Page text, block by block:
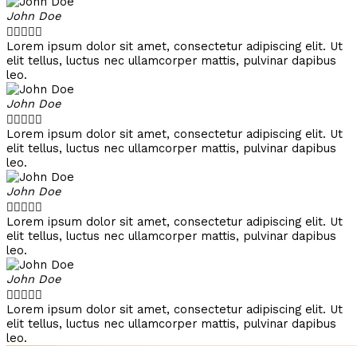
John Doe

Lorem ipsum dolor sit amet, consectetur adipiscing elit. Ut
elit tellus, luctus nec ullamcorper mattis, pulvinar dapibus
leo.
John Doe

Lorem ipsum dolor sit amet, consectetur adipiscing elit. Ut
elit tellus, luctus nec ullamcorper mattis, pulvinar dapibus
leo.
John Doe

Lorem ipsum dolor sit amet, consectetur adipiscing elit. Ut
elit tellus, luctus nec ullamcorper mattis, pulvinar dapibus
leo.
John Doe

Lorem ipsum dolor sit amet, consectetur adipiscing elit. Ut
elit tellus, luctus nec ullamcorper mattis, pulvinar dapibus
leo.